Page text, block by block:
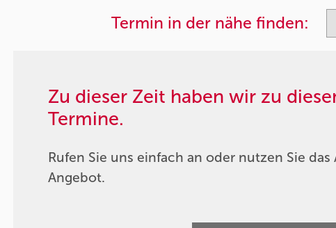
Termin in der nähe finden:
Zu dieser Zeit haben wir zu
Termine.
Rufen Sie uns einfach an oder nutzen Sie
Angebot.